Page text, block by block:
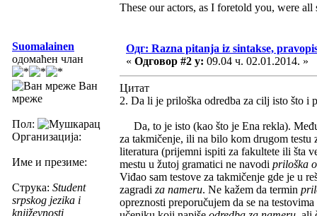
These our actors, as I foretold you, were
Suomalainen
одомаћен члан
Ван
мреже
Пол:
Организација:
Име и презиме:
Струка: Student
srpskog jezika i
književnosti
Одг: Razna pitanja iz sintakse,
« Одговор #2 у: 09.04 ч. 02.01.2014. »
Цитат
2. Da li je priloška odredba za cilj isto što i
Da, to je isto (kao što je Ena rekla).
za takmičenje, ili na bilo kom drugom testu
literatura (prijemni ispiti za fakultete ili šta
mestu u žutoj gramatici ne navodi priloška
Viđao sam testove za takmičenje gde je u
zagradi za nameru. Ne kažem da termin
opreznosti preporučujem da se na